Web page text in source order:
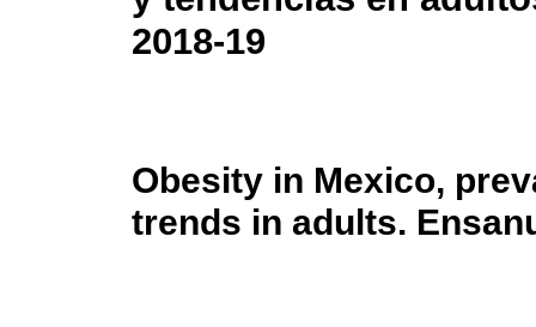
2018-19
Obesity in Mexico,
trends in adults.